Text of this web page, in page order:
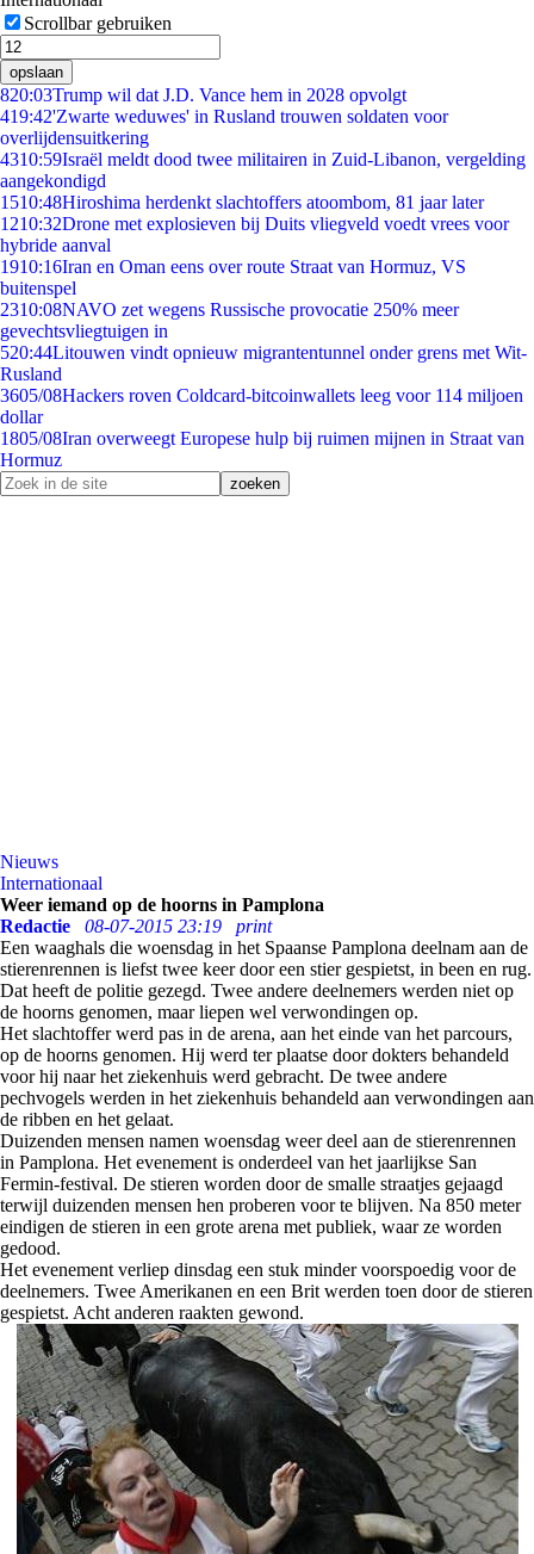
Scrollbar gebruiken
opslaan
820:03Trump wil dat J.D. Vance hem in 2028 opvolgt
419:42'Zwarte weduwes' in Rusland trouwen soldaten voor
overlijdensuitkering
4310:59Israël meldt dood twee militairen in Zuid-Libanon, vergelding
aangekondigd
1510:48Hiroshima herdenkt slachtoffers atoombom, 81 jaar later
1210:32Drone met explosieven bij Duits vliegveld voedt vrees voor
hybride aanval
1910:16Iran en Oman eens over route Straat van Hormuz, VS
buitenspel
2310:08NAVO zet wegens Russische provocatie 250% meer
gevechtsvliegtuigen in
520:44Litouwen vindt opnieuw migrantentunnel onder grens met Wit-
Rusland
3605/08Hackers roven Coldcard-bitcoinwallets leeg voor 114 miljoen
dollar
1805/08Iran overweegt Europese hulp bij ruimen mijnen in Straat van
Hormuz
Nieuws
Internationaal
Weer iemand op de hoorns in Pamplona
Redactie
08-07-2015 23:19
print
Een waaghals die woensdag in het Spaanse Pamplona deelnam aan de
stierenrennen is liefst twee keer door een stier gespietst, in been en rug.
Dat heeft de politie gezegd. Twee andere deelnemers werden niet op
de hoorns genomen, maar liepen wel verwondingen op.
Het slachtoffer werd pas in de arena, aan het einde van het parcours,
op de hoorns genomen. Hij werd ter plaatse door dokters behandeld
voor hij naar het ziekenhuis werd gebracht. De twee andere
pechvogels werden in het ziekenhuis behandeld aan verwondingen aan
de ribben en het gelaat.
Duizenden mensen namen woensdag weer deel aan de stierenrennen
in Pamplona. Het evenement is onderdeel van het jaarlijkse San
Fermin-festival. De stieren worden door de smalle straatjes gejaagd
terwijl duizenden mensen hen proberen voor te blijven. Na 850 meter
eindigen de stieren in een grote arena met publiek, waar ze worden
gedood.
Het evenement verliep dinsdag een stuk minder voorspoedig voor de
deelnemers. Twee Amerikanen en een Brit werden toen door de stieren
gespietst. Acht anderen raakten gewond.